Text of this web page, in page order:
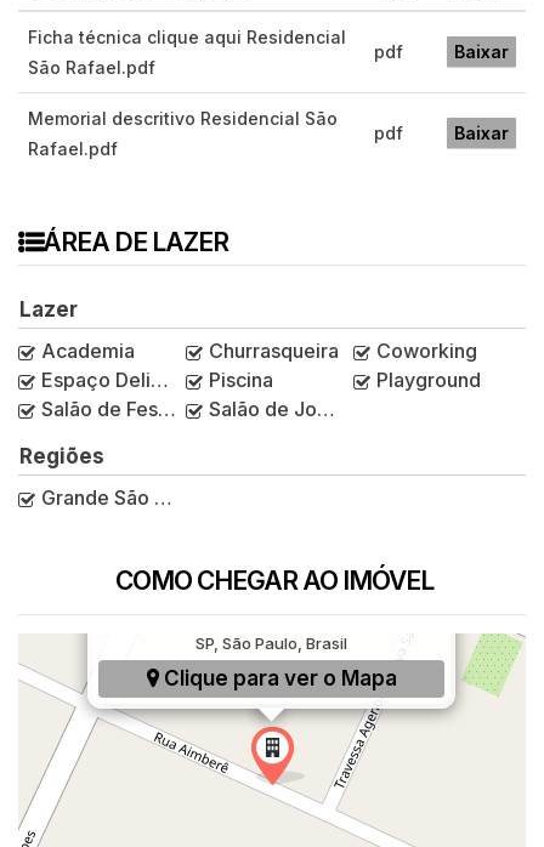
Ficha técnica clique aqui Residencial
São Rafael.pdf
pdf Baixar
Memorial descritivo Residencial São
Rafael.pdf
pdf Baixar
ÁREA DE LAZER
Lazer
Academia
Churrasqueira
Coworking
Espaço Delivery
Piscina
Playground
Salão de Festas
Salão de Jogos
Regiões
Grande São Paulo
COMO CHEGAR AO IMÓVEL
Rua Aimberê, 809, Vila Curuçá, Santo André,
SP, São Paulo, Brasil
Clique para ver o Mapa